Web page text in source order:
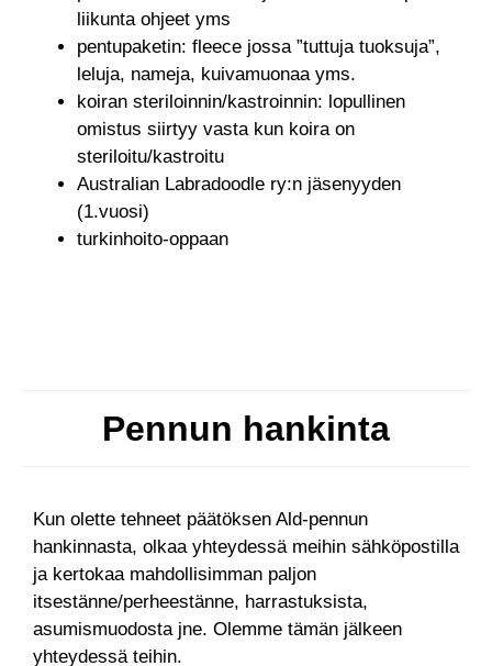
liikunta ohjeet yms
pentupaketin: fleece jossa ”tuttuja tuoksuja”,
leluja, nameja, kuivamuonaa yms.
koiran steriloinnin/kastroinnin: lopullinen
omistus siirtyy vasta kun koira on
steriloitu/kastroitu
Australian Labradoodle ry:n jäsenyyden
(1.vuosi)
turkinhoito-oppaan
Pennun hankinta
Kun olette tehneet päätöksen Ald-pennun
hankinnasta, olkaa yhteydessä meihin sähköpostilla
ja kertokaa mahdollisimman paljon
itsestänne/perheestänne, harrastuksista,
asumismuodosta jne. Olemme tämän jälkeen
yhteydessä teihin.